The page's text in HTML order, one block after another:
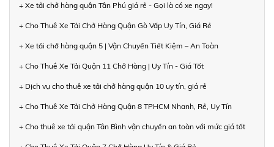
+ Xe tải chở hàng quận Tân Phú giá rẻ - Gọi là có xe ngay!
+ Cho Thuê Xe Tải Chở Hàng Quận Gò Vấp Uy Tín, Giá Rẻ
+ Xe tải chở hàng quận 5 | Vận Chuyển Tiết Kiệm – An Toàn
+ Cho Thuê Xe Tải Quận 11 Chở Hàng | Uy Tín - Giá Tốt
+ Dịch vụ cho thuê xe tải chở hàng quận 10 uy tín, giá rẻ
+ Cho Thuê Xe Tải Chở Hàng Quận 8 TPHCM Nhanh, Rẻ, Uy Tín
+ Cho thuê xe tải quận Tân Bình vận chuyển an toàn với mức giá tốt